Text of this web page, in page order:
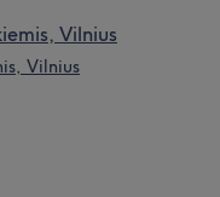
Vilnius
Vilnius